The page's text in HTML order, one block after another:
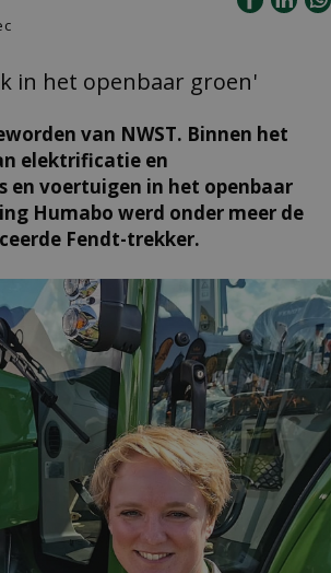
in het openbaar groen'
van NWST. Binnen het
elektrificatie en
en voertuigen in het openbaar
Humabo werd onder meer de
Fendt-trekker.